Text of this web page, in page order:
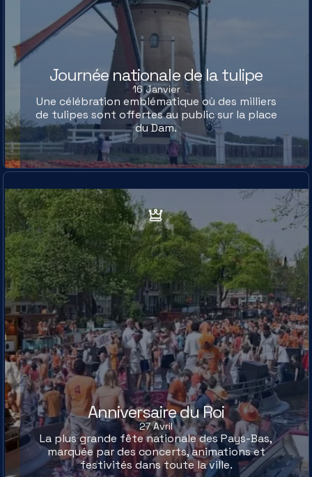
Journée nationale de la tulipe
16 Janvier
Une célébration emblématique où des milliers
de tulipes sont offertes au public sur la place
du Dam.
Anniversaire du Roi
27 Avril
La plus grande fête nationale des Pays-Bas,
marquée par des concerts, animations et
festivités dans toute la ville.